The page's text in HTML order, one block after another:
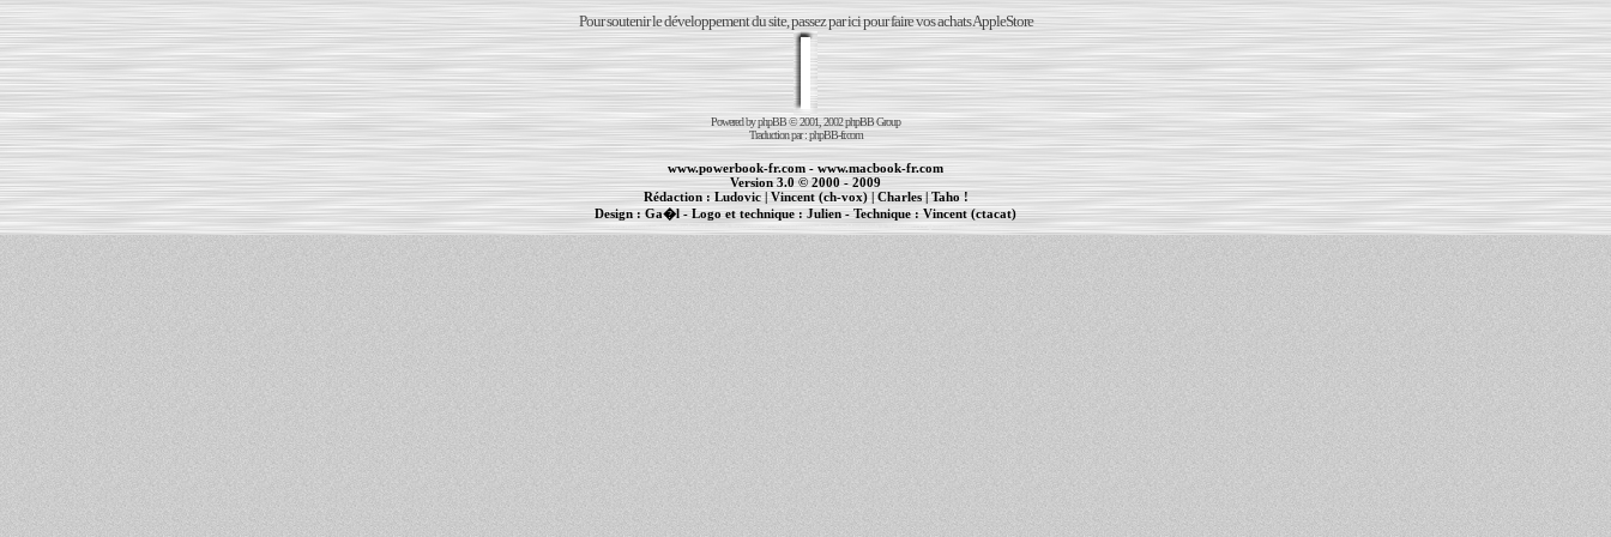
Pour soutenir le développement du site, passez par ici pour faire vos achats AppleStore
Powered byphpBB© 2001, 2002 phpBB Group
Traduction par :phpBB-fr.com
www.powerbook-fr.com - www.macbook-fr.com
Version 3.0 © 2000 - 2009
Rédaction : Ludovic|Vincent (ch-vox)| Charles|Taho !
Design :Ga�l - Logo et technique : Julien - Technique :Vincent (ctacat)
| | cr�ation de sites Internet